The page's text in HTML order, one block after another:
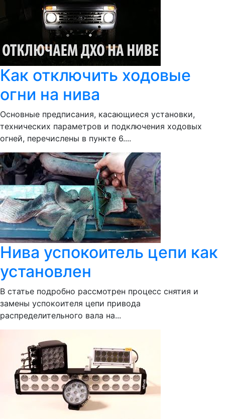
Как отключить ходовые
огни на нива
Основные предписания, касающиеся установки,
технических параметров и подключения ходовых
огней, перечислены в пункте 6....
Нива успокоитель цепи как
установлен
В статье подробно рассмотрен процесс снятия и
замены успокоителя цепи привода
распределительного вала на...